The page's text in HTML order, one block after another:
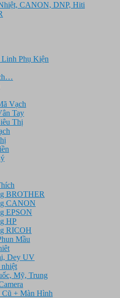
CANON, DNP, Hiti
Phụ Kiện
Vạch
Tay
Thị
BROTHER
CANON
EPSON
HP
RICOH
Mầu
Dey UV
Mỹ, Trung
+ Màn Hình